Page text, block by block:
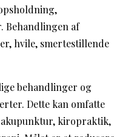
Behandlingen af
hvile, smertestillende
behandlinger og
Dette kan omfatte
kiropraktik,